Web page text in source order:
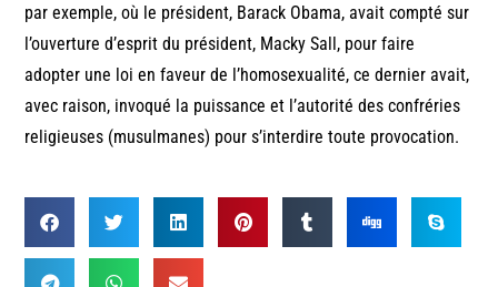
par exemple, où le président, Barack Obama, avait compté sur
l’ouverture d’esprit du président, Macky Sall, pour faire
adopter une loi en faveur de l’homosexualité, ce dernier avait,
avec raison, invoqué la puissance et l’autorité des confréries
religieuses (musulmanes) pour s’interdire toute provocation.